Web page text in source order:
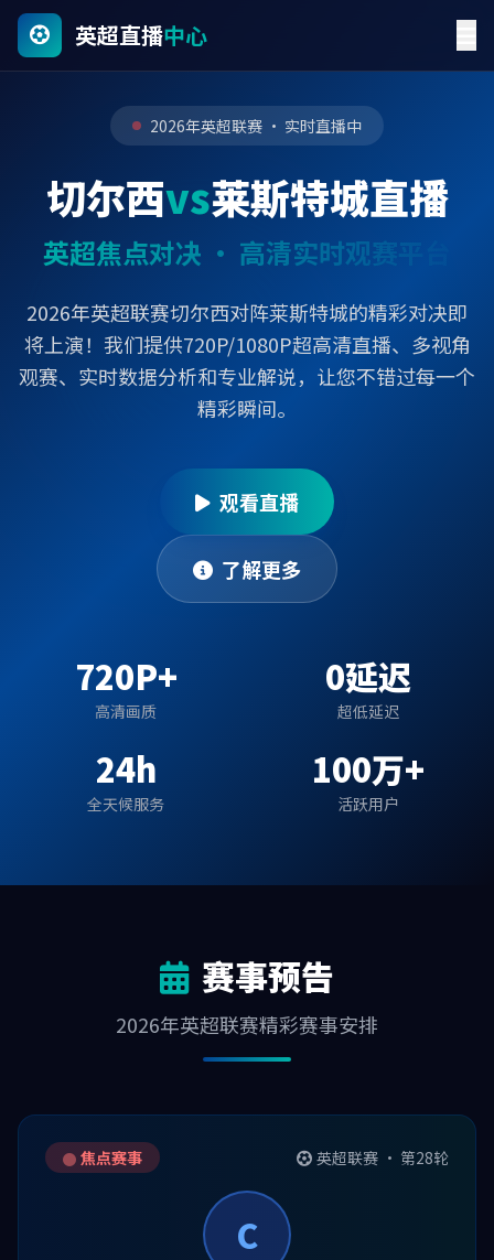
英超直播中心
2026年英超联赛 · 实时直播中
切尔西vs莱斯特城直播
英超焦点对决 · 高清实时观赛平台
2026年英超联赛切尔西对阵莱斯特城的精彩对决即
将上演！我们提供720P/1080P超高清直播、多视角
观赛、实时数据分析和专业解说，让您不错过每一个
精彩瞬间。
观看直播
了解更多
720P+
高清画质
0延迟
超低延迟
24h
全天候服务
100万+
活跃用户
赛事预告
2026年英超联赛精彩赛事安排
焦点赛事 英超联赛 · 第28轮
C